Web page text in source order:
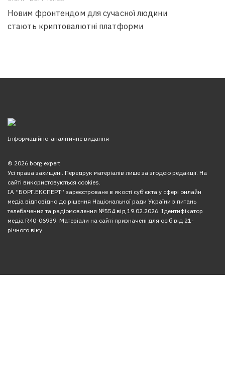
Новим фронтендом для сучасної людини
стають криптовалютні платформи
Інформаційно-аналітичне видання
© 2026 borg.expert
Усі права захищені. Передрук матеріалів лише за згодою редакції. На
сайті використовуються cookies.
ІА “БОРГ.ЕКСПЕРТ” зареєстроване в якості суб’єкта у сфері онлайн
медіа відповідно до рішення Національної ради України з питань
телебачення та радіомовлення №554 від 19.02.2026. Ідентифікатор
медіа R40-06939. Матеріали на сайті призначені для осіб від 21-
річного віку.